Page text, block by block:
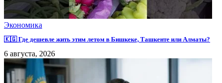
Экономика
🇰🇬 Где дешевле жить этим летом в Бишкеке, Ташкенте или Алматы?
6 августа, 2026